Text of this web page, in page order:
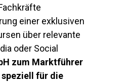
einer exklusiven
über relevante
oder Social
zum Marktführer
speziell für die